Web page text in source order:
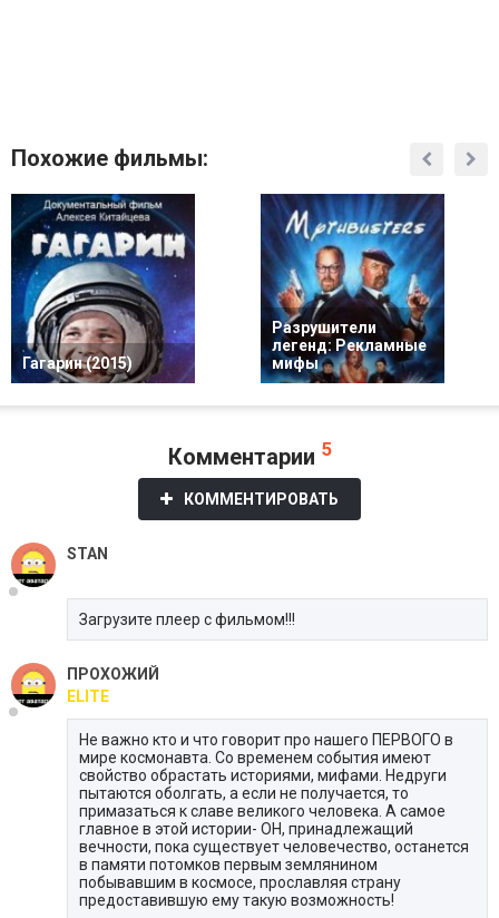
Похожие фильмы:
Гагарин (2015)
Разрушители
легенд: Рекламные
мифы
Комментарии 5
КОММЕНТИРОВАТЬ
STAN
Загрузите плеер с фильмом!!!
ПРОХОЖИЙ
ELITE
Не важно кто и что говорит про нашего ПЕРВОГО в
мире космонавта. Со временем события имеют
свойство обрастать историями, мифами. Недруги
пытаются оболгать, а если не получается, то
примазаться к славе великого человека. А самое
главное в этой истории- ОН, принадлежащий
вечности, пока существует человечество, останется
в памяти потомков первым землянином
побывавшим в космосе, прославляя страну
предоставившую ему такую возможность!